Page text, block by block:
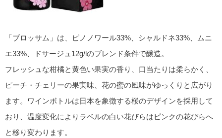
「ブロッサム」は、ピノノワール33%、シャルドネ33%、ムニ
エ33%、ドサージュ12g/lのブレンド条件で醸造。
フレッシュな柑橘と黄色い果実の香り、口当たりは柔らかく、
ピーチ・チェリーの果実味、花の蜜の風味がゆっくりと広がり
ます。ワインボトルは日本を象徴する桜のデザインを採用して
おり、温度変化によりラベルの白い花びらはピンクの花びらへ
と移り変わります。